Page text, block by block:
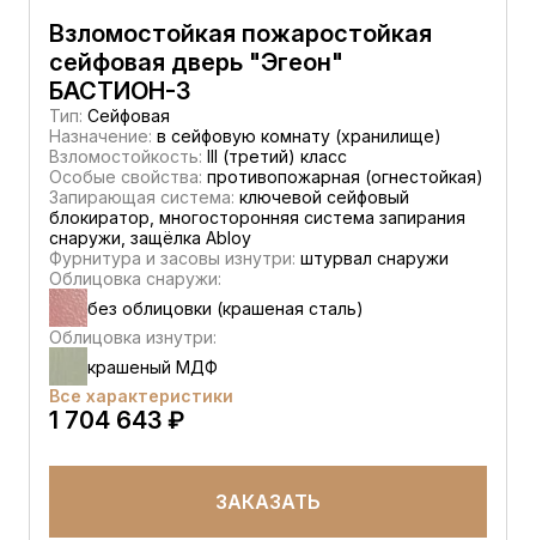
Взломостойкая пожаростойкая
сейфовая дверь "Эгеон"
БАСТИОН-3
Тип: Сейфовая
Назначение: в сейфовую комнату (хранилище)
Взломостойкость: III (третий) класс
Особые свойства: противопожарная (огнестойкая)
Запирающая система: ключевой сейфовый
блокиратор, многосторонняя система запирания
снаружи, защёлка Abloy
Фурнитура и засовы изнутри: штурвал снаружи
Облицовка снаружи:
без облицовки (крашеная сталь)
Облицовка изнутри:
крашеный МДФ
Все характеристики
1 704 643 ₽
ЗАКАЗАТЬ